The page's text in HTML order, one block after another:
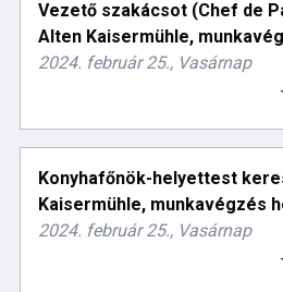
Vezető szakácsot (Chef de
Alten Kaisermühle,
2024. február 25., Vasárnap
Konyhafőnök-helyettest
Kaisermühle, munkavégzés
2024. február 25., Vasárnap